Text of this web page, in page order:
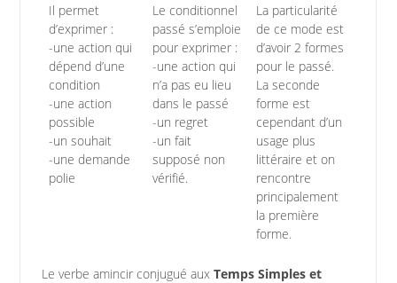
Il permet
d’exprimer :
-une action qui
dépend d’une
condition
-une action
possible
-un souhait
-une demande
polie
Le conditionnel
passé s’emploie
pour exprimer :
-une action qui
n’a pas eu lieu
dans le passé
-un regret
-un fait
supposé non
vérifié.
La particularité
de ce mode est
d’avoir 2 formes
pour le passé.
La seconde
forme est
cependant d’un
usage plus
littéraire et on
rencontre
principalement
la première
forme.
Le verbe amincir conjugué aux Temps Simples et